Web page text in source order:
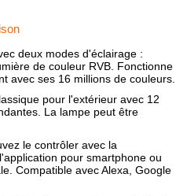
deux modes d'éclairage :
de couleur RVB. Fonctionne
avec ses 16 millions de couleurs.
pour l'extérieur avec 12
La lampe peut être
le contrôler avec la
pour smartphone ou
Compatible avec Alexa, Google